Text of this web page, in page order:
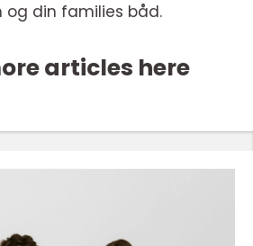
din families båd.
articles here